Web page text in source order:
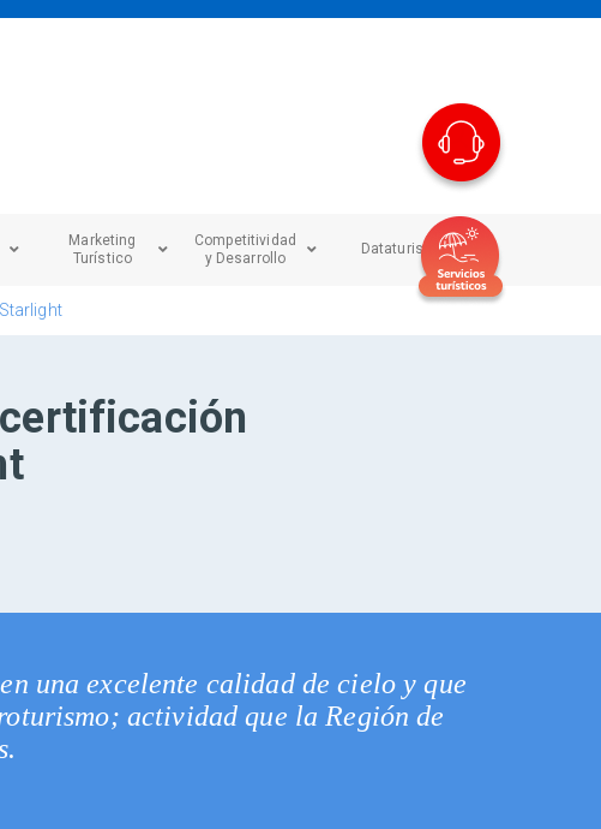
Marketing
Turístico
Competitividad
y Desarrollo
Dataturismo
certificación
una excelente calidad de cielo y que
actividad que la Región de